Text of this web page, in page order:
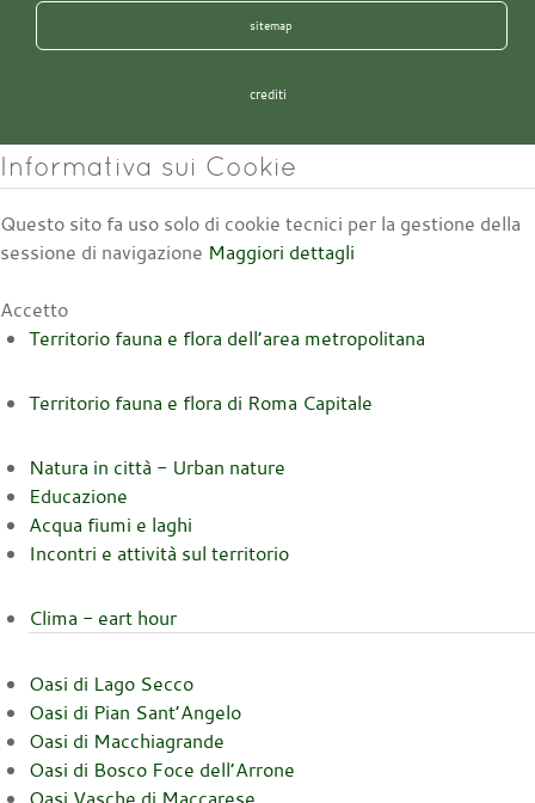
sitemap
crediti
Informativa sui Cookie
Questo sito fa uso solo di cookie tecnici per la gestione della
sessione di navigazione Maggiori dettagli
Accetto
Territorio fauna e flora dell’area metropolitana
Territorio fauna e flora di Roma Capitale
Natura in città - Urban nature
Educazione
Acqua fiumi e laghi
Incontri e attività sul territorio
Clima - eart hour
Oasi di Lago Secco
Oasi di Pian Sant’Angelo
Oasi di Macchiagrande
Oasi di Bosco Foce dell’Arrone